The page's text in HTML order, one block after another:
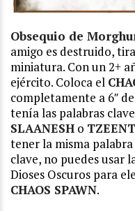
Obsequio de
amigo es destruido,
miniatura. Con un 2+
ejército. Coloca el
completamente a 6″
tenía las palabras clave
SLAANESH o
tener la misma
clave, no puedes usar
Dioses Oscuros para
CHAOS SPAWN.